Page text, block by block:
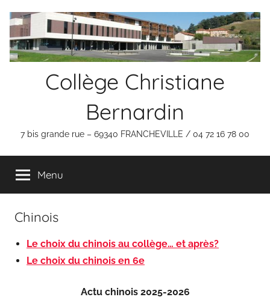
au
contenu
Collège Christiane
Bernardin
7 bis grande rue – 69340 FRANCHEVILLE / 04 72 16 78 00
Menu
Chinois
Le choix du chinois au collège… et après?
Le choix du chinois en 6e
Actu chinois 2025-2026